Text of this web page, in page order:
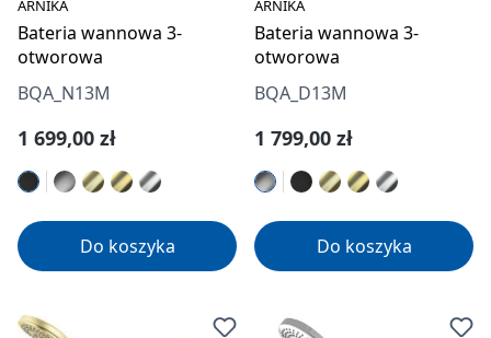
ARNIKA
Bateria wannowa 3-
otworowa
BQA_N13M
Cena regularna:
1 699,00 zł
Do koszyka
ARNIKA
Bateria wannowa 3-
otworowa
BQA_D13M
Cena regularna:
1 799,00 zł
Do koszyka